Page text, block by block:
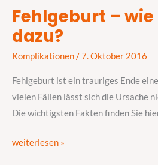
Fehlgeburt –
dazu?
Komplikationen/7. Oktober 2016
Fehlgeburt ist ein trauriges Ende
vielen Fällen lässt sich die Ursache
Die wichtigsten Fakten finden Sie
Fehlgeburt
–
kommt
es
dazu?
weiterlesen »